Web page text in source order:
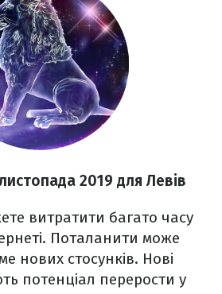
2019 для Левів
витратити багато часу
Поталанити може
нових стосунків. Нові
потенціал перерости у